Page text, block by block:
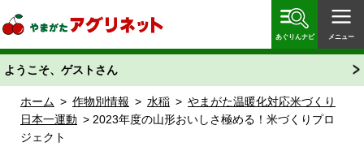
「あぐりん」
あぐりんナビ メニュー
ようこそ、ゲストさん
ホーム > 作物別情報 > 水稲 > やまがた温暖化対応米づくり
日本一運動 > 2023年度の山形おいしさ極める！米づくりプロ
ジェクト